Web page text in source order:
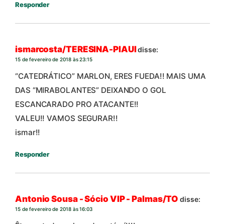
Responder
ismarcosta/TERESINA-PIAUIdisse:
15 de fevereiro de 2018 às 23:15
“CATEDRÁTICO” MARLON, ERES FUEDA!! MAIS UMA
DAS “MIRABOLANTES” DEIXANDO O GOL
ESCANCARADO PRO ATACANTE!!
VALEU!! VAMOS SEGURAR!!
ismar!!
Responder
Antonio Sousa - Sócio VIP - Palmas/TO disse:
15 de fevereiro de 2018 às 16:03